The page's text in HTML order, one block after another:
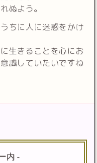
ぬよう。
ちに人に迷惑をかけ
生きることを心にお
識していたいですね
内 -